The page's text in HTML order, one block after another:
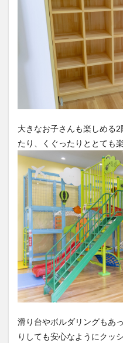
大きなお子さんも楽しめる
たり、くぐったりととても
滑り台やボルダリングもあ
りしても安心なようにクッ